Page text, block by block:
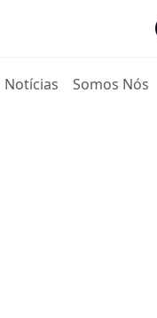
Notícias Somos Nós